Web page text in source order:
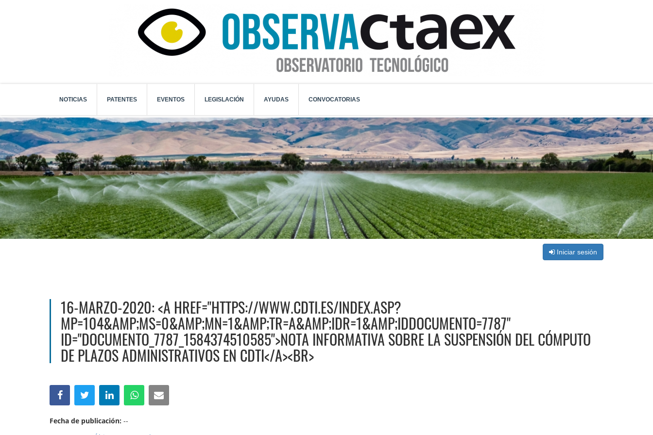
NOTICIAS PATENTES EVENTOS LEGISLACIÓN AYUDAS CONVOCATORIAS
Iniciar sesión
16-MARZO-2020: <A HREF="HTTPS://WWW.CDTI.ES/INDEX.ASP?
MP=104&AMP;MS=0&AMP;MN=1&AMP;TR=A&AMP;IDR=1&AMP;IDDOCUMENTO=7787"
ID="DOCUMENTO_7787_1584374510585">NOTA INFORMATIVA SOBRE LA SUSPENSIÓN DEL CÓMPUTO
DE PLAZOS ADMINISTRATIVOS EN CDTI</A><BR>
Fecha de publicación: --